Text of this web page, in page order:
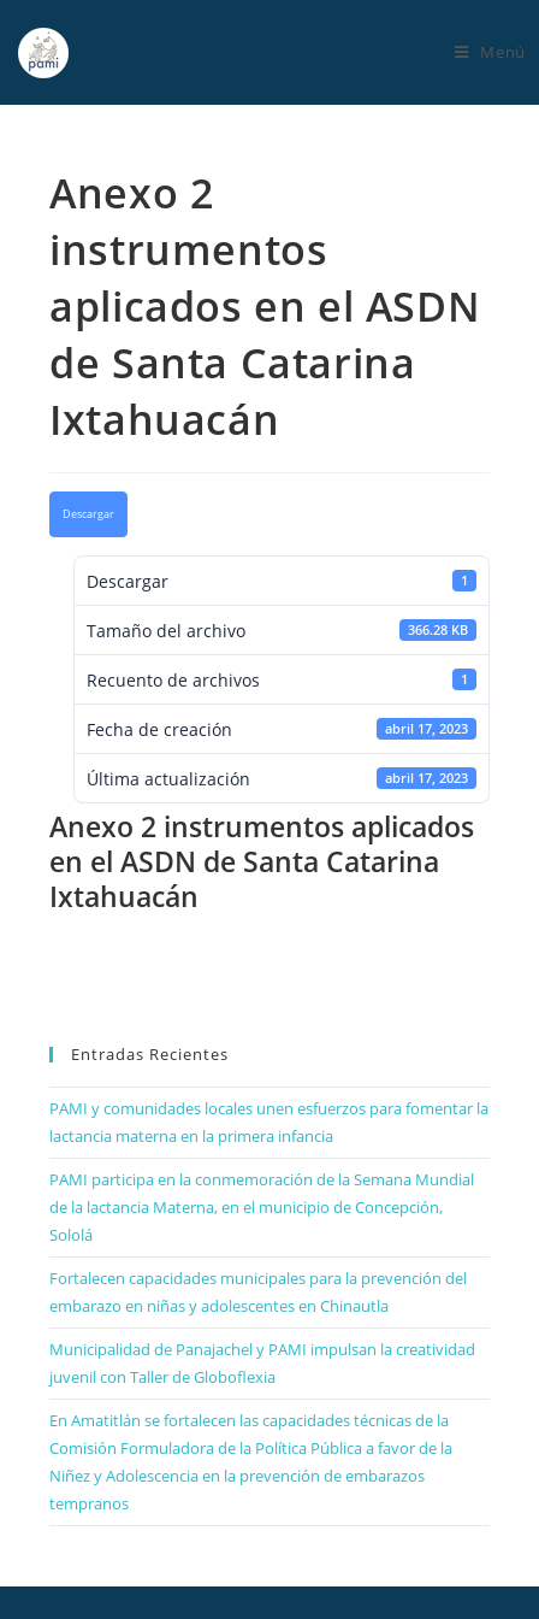
Menú
Anexo 2
instrumentos
aplicados en el ASDN
de Santa Catarina
Ixtahuacán
Descargar
Descargar 1
Tamaño del archivo 366.28 KB
Recuento de archivos 1
Fecha de creación abril 17, 2023
Última actualización abril 17, 2023
Anexo 2 instrumentos aplicados
en el ASDN de Santa Catarina
Ixtahuacán
Entradas Recientes
PAMI y comunidades locales unen esfuerzos para fomentar la
lactancia materna en la primera infancia
PAMI participa en la conmemoración de la Semana Mundial
de la lactancia Materna, en el municipio de Concepción,
Sololá
Fortalecen capacidades municipales para la prevención del
embarazo en niñas y adolescentes en Chinautla
Municipalidad de Panajachel y PAMI impulsan la creatividad
juvenil con Taller de Globoflexia
En Amatitlán se fortalecen las capacidades técnicas de la
Comisión Formuladora de la Política Pública a favor de la
Niñez y Adolescencia en la prevención de embarazos
tempranos